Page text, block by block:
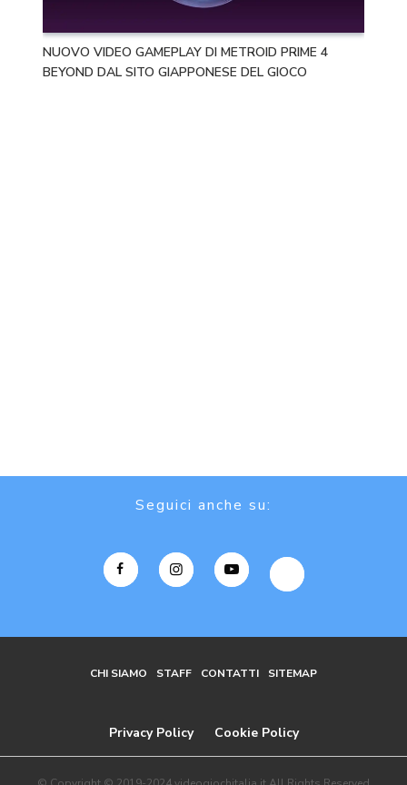
NUOVO VIDEO GAMEPLAY DI METROID PRIME 4
BEYOND DAL SITO GIAPPONESE DEL GIOCO
Seguici anche su:
CHI SIAMO STAFF CONTATTI SITEMAP
Privacy Policy Cookie Policy